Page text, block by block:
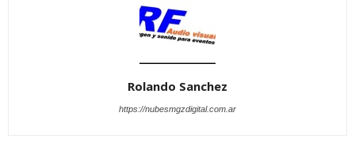
Rolando Sanchez
https://nubesmgzdigital.com.ar